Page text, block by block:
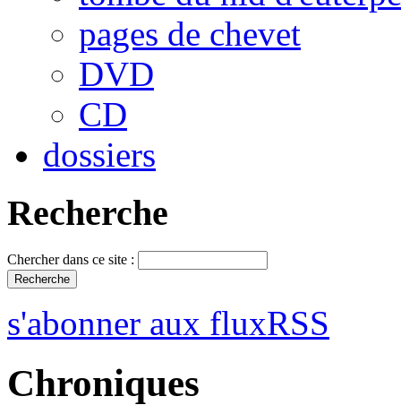
pages de chevet
DVD
CD
dossiers
Recherche
Chercher dans ce site :
s'abonner aux fluxRSS
Chroniques